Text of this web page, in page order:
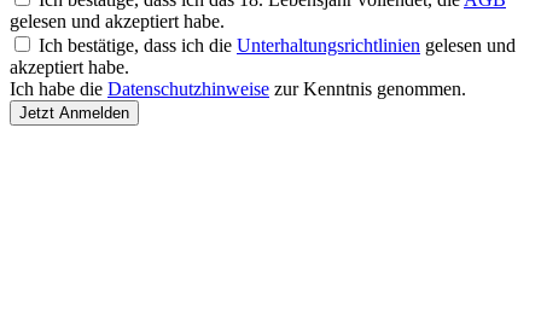
gelesen und akzeptiert habe.
Ich bestätige, dass ich die Unterhaltungsrichtlinien gelesen und
akzeptiert habe.
Ich habe die Datenschutzhinweise zur Kenntnis genommen.
Jetzt Anmelden